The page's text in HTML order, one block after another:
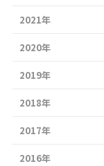
2021年
2020年
2019年
2018年
2017年
2016年